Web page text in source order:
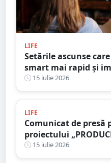
LIFE
Setările ascunse
smart mai rapid și
15 iulie 2026
LIFE
Comunicat de
proiectului
SURSE
SĂTMĂREL”
15 iulie 2026